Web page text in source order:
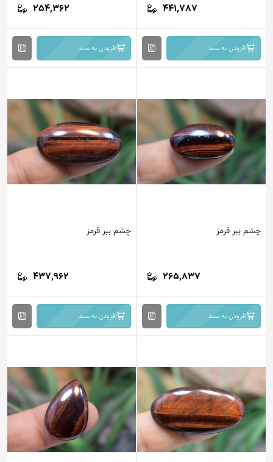
441,787
افزودن به سبد
254,362
افزودن به سبد
چشم ببر قرمز
265,837
افزودن به سبد
چشم ببر قرمز
437,962
افزودن به سبد